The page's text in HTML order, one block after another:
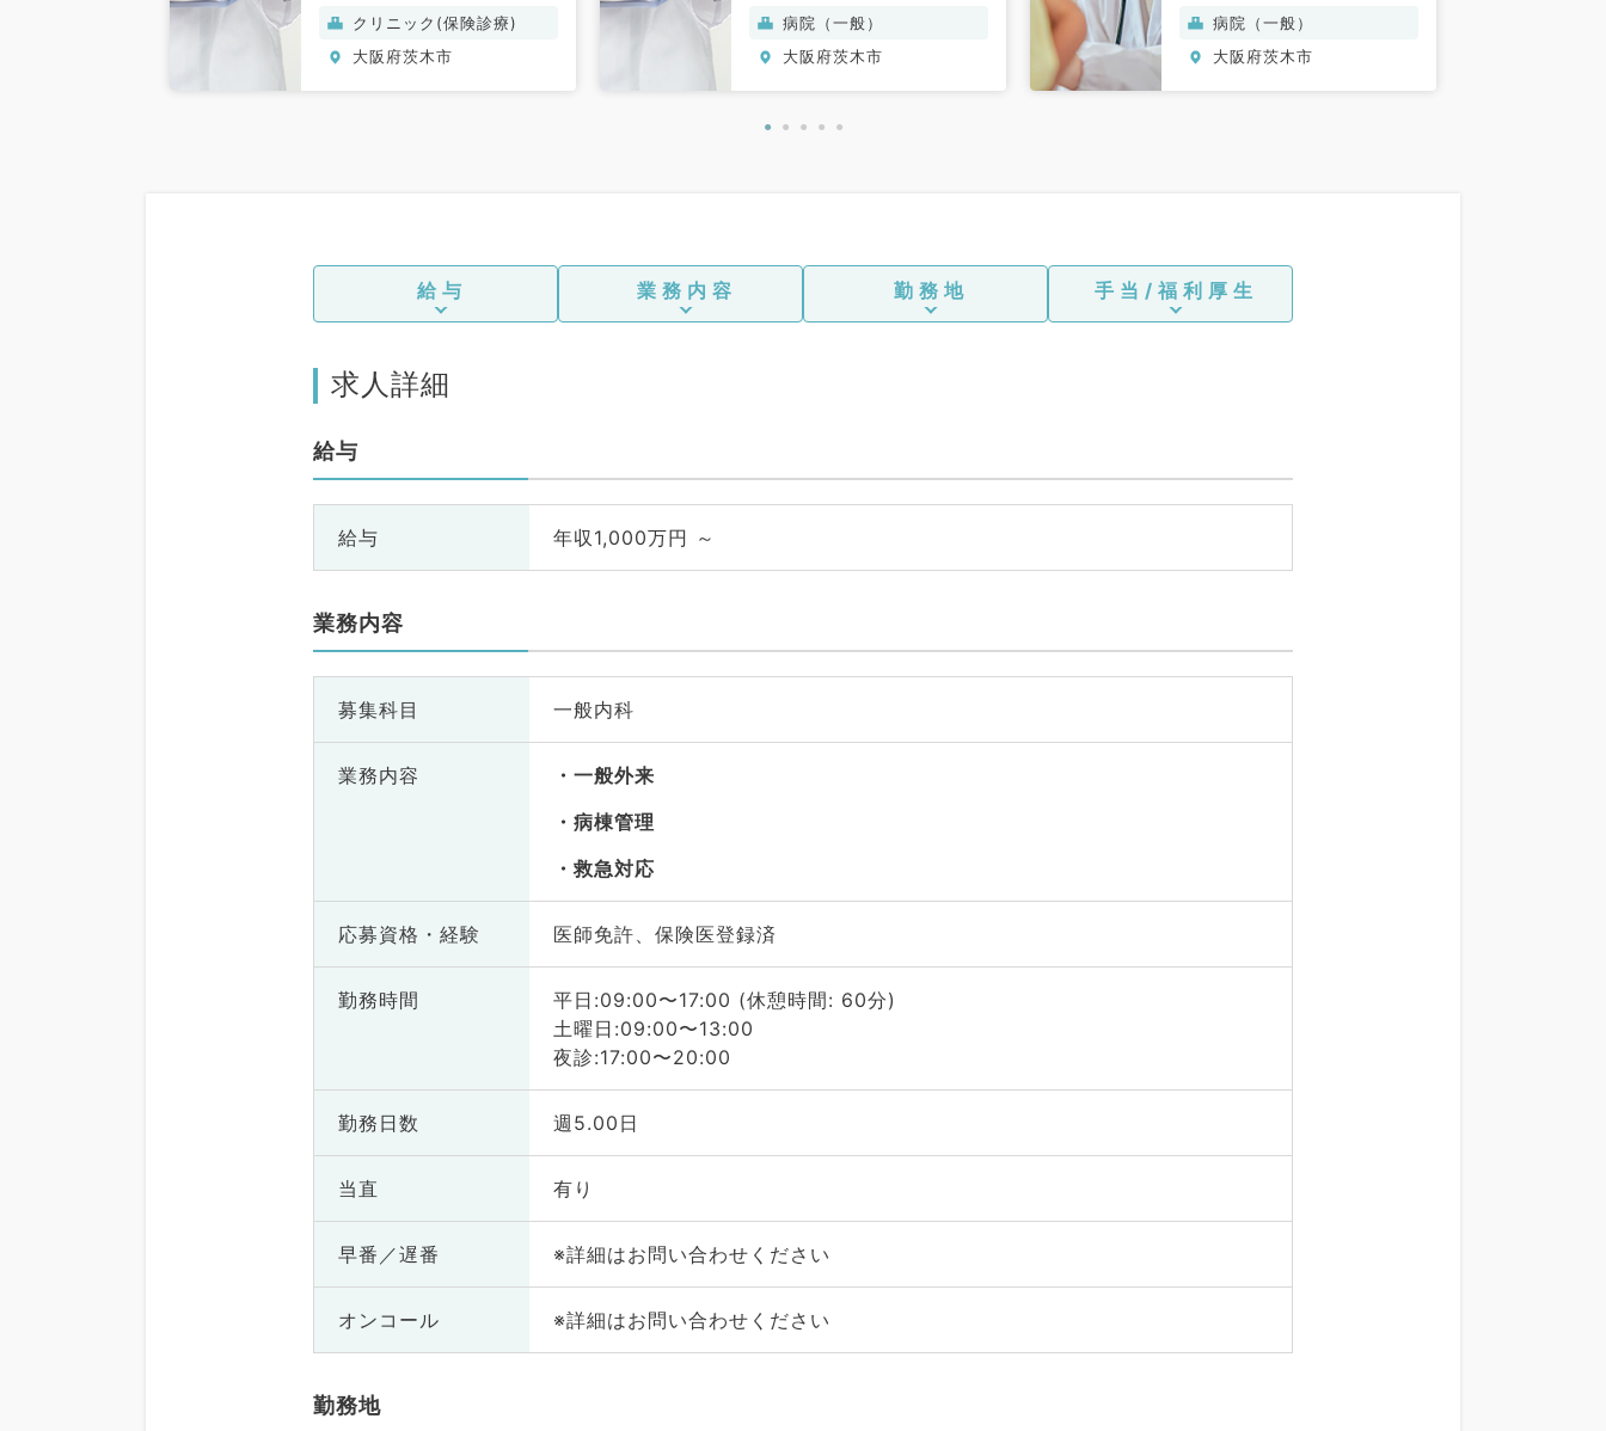
クリニック(保険診療)
大阪府茨木市
病院（一般）
大阪府茨木市
病院（一般）
大阪府茨木市
給与 業務内容 勤務地 手当/福利厚生
求人詳細
給与
給与 年収1,000万円 ～
業務内容
募集科目 一般内科
業務内容
一般外来
病棟管理
救急対応
応募資格・ 経験 医師免許、保険医登録済
勤務時間
平日:09:00〜17:00 (休憩時間: 60分)
土曜日:09:00〜13:00
夜診:17:00〜20:00
勤務日数 週5.00日
当直 有り
早番／遅番 ※詳細はお問い合わせください
オンコール ※詳細はお問い合わせください
勤務地